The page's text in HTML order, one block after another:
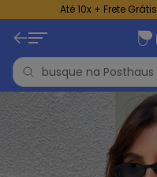
Até 10x + Frete